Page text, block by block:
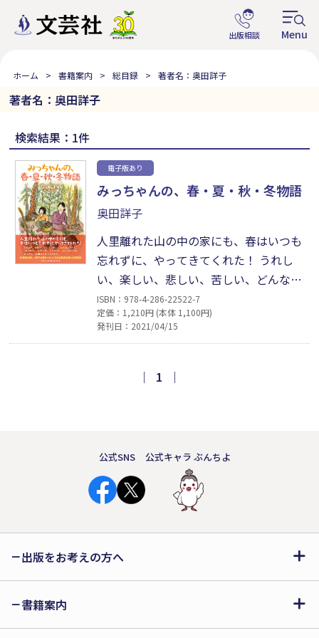
ホーム 書籍案内 総目録 著者名：奥田詳子
著者名：奥田詳子
検索結果：1件
電子版あり
みっちゃんの、春・夏・秋・冬物語
奥田詳子
人里離れた山の中の家にも、春はいつも
忘れずに、やってきてくれた！ うれし
い、楽しい、悲しい、苦しい、どんなと
きでも、「みっちゃん」と呼ばれ、ふり
向くと、そこにはいつもお父さん、お母
さんがいてくれた。自然いっぱいの中で
しいみっちゃんだったが、電気のことに
ISBN：978-4-286-22522-7
定価：1,210円 (本体 1,100円)
発刊日：2021/04/15
｜ 1 ｜
公式SNS 公式キャラ ぶんちよ
出版をお考えの方へ
書籍案内